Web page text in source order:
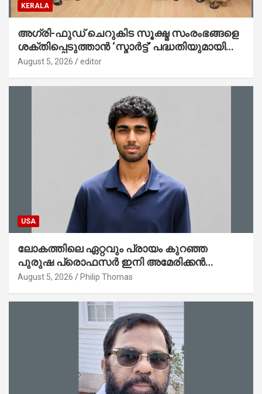
KERALA
അഗ്രി-ഫുഡ് ചെറുകിട സൂക്ഷ്മ സംരംഭങ്ങളെ
ശക്തിപ്പെടുത്താന്‍ ‘സ്മാര്‍ട്ട്’ പദ്ധതിയുമായി
കേര; ലോഗോ മുഖ്യമന്ത്രി പ്രകാശനം
August 5, 2026 editor
USA
ലോകത്തിലെ ഏറ്റവും പ്രായം കുറഞ്ഞ
പുരുഷ പ്രൊഫസർ ഇനി അമേരിക്കൻ
മലയാളി നേഥൻ തോമസ്
August 5, 2026 Philip Thomas